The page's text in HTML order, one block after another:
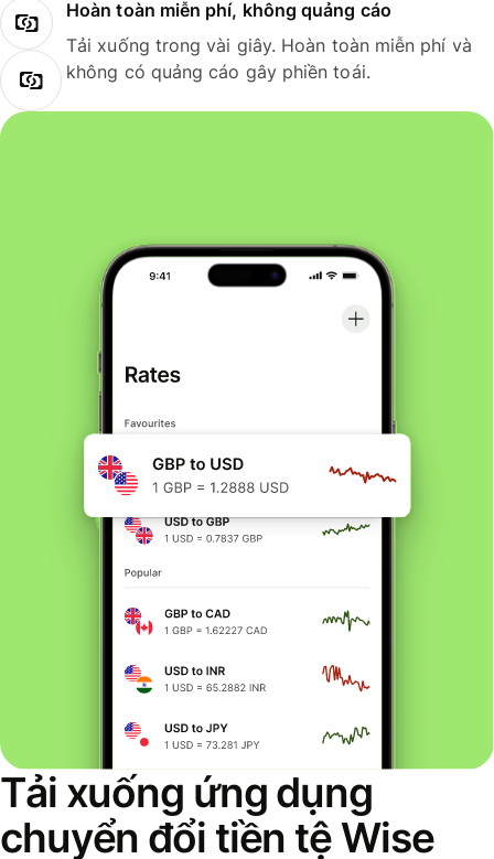
Hoàn toàn miễn phí, không quảng cáo
Tải xuống trong vài giây. Hoàn toàn miễn phí và
không có quảng cáo gây phiền toái.
Tải xuống ứng dụng
chuyển đổi tiền tệ Wise